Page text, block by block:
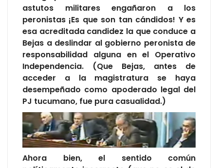
astutos militares engañaron a los
peronistas ¡Es que son tan cándidos! Y es
esa acreditada candidez la que conduce a
Bejas a deslindar al gobierno peronista de
responsabilidad alguna en el Operativo
Independencia. (Que Bejas, antes de
acceder a la magistratura se haya
desempeñado como apoderado legal del
PJ tucumano, fue pura casualidad.)
Ahora bien, el sentido común